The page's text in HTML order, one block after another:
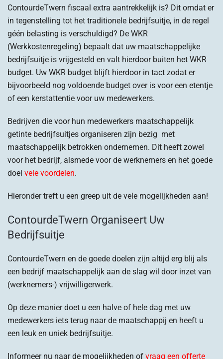
ContourdeTwern fiscaal extra aantrekkelijk is? Dit omdat er
in tegenstelling tot het traditionele bedrijfsuitje, in de regel
géén belasting is verschuldigd? De WKR
(Werkkostenregeling) bepaalt dat uw maatschappelijke
bedrijfsuitje is vrijgesteld en valt hierdoor buiten het WKR
budget. Uw WKR budget blijft hierdoor in tact zodat er
bijvoorbeeld nog voldoende budget over is voor een etentje
of een kerstattentie voor uw medewerkers.
Bedrijven die voor hun medewerkers maatschappelijk
getinte bedrijfsuitjes organiseren zijn bezig met
maatschappelijk betrokken ondernemen. Dit heeft zowel
voor het bedrijf, alsmede voor de werknemers en het goede
doel vele voordelen.
Hieronder treft u een greep uit de vele mogelijkheden aan!
ContourdeTwern Organiseert Uw
Bedrijfsuitje
ContourdeTwern en de goede doelen zijn altijd erg blij als
een bedrijf maatschappelijk aan de slag wil door inzet van
(werknemers-) vrijwilligerwerk.
Op deze manier doet u een halve of hele dag met uw
medewerkers iets terug naar de maatschappij en heeft u
een leuk en uniek bedrijfsuitje.
Informeer nu naar de mogelijkheden of vraag een offerte